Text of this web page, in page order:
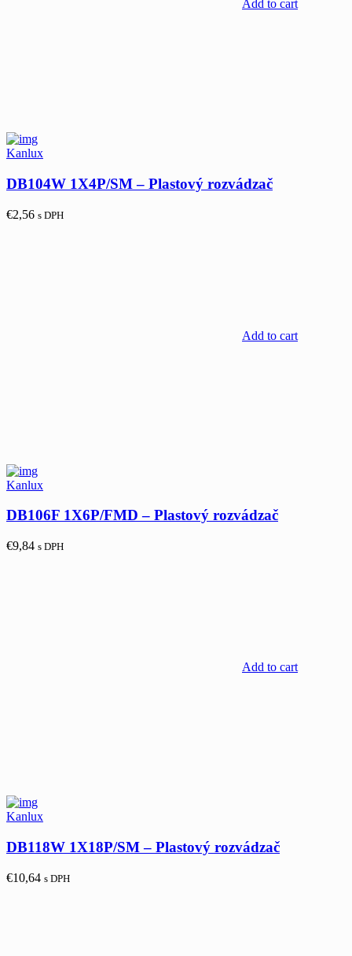
Add to cart
Kanlux
DB104W 1X4P/SM – Plastový rozvádzač
€2,56 s DPH
Add to cart
Kanlux
DB106F 1X6P/FMD – Plastový rozvádzač
€9,84 s DPH
Add to cart
Kanlux
DB118W 1X18P/SM – Plastový rozvádzač
€10,64 s DPH